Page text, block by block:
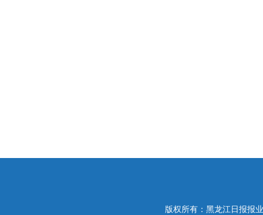
版权所有：黑龙江日报报